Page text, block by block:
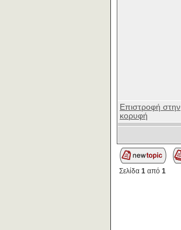
Επιστροφή στην
κορυφή
Σελίδα 1 από 1